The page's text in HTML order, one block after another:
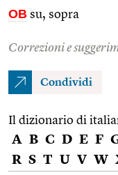
OB su, sopra
Correzioni e
Condividi
Il dizionario di
A B C D E F
R S T U V W